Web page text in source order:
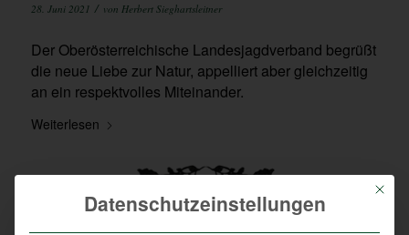
28. Juni 2021 / von Herbert Sieghartsleitner
Der Oberösterreichische Landesjagdverband begrüßt
die neue Liebe zur Natur, appelliert aber gleichzeitig
an ein respektvolles Miteinander.
Weiterlesen
Mit
Datenschutzeinstellungen